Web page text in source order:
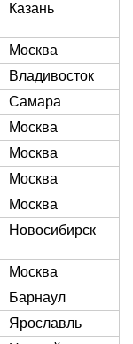
Казань
Москва
Владивосток
Самара
Москва
Москва
Москва
Москва
Новосибирск
Москва
Барнаул
Ярославль